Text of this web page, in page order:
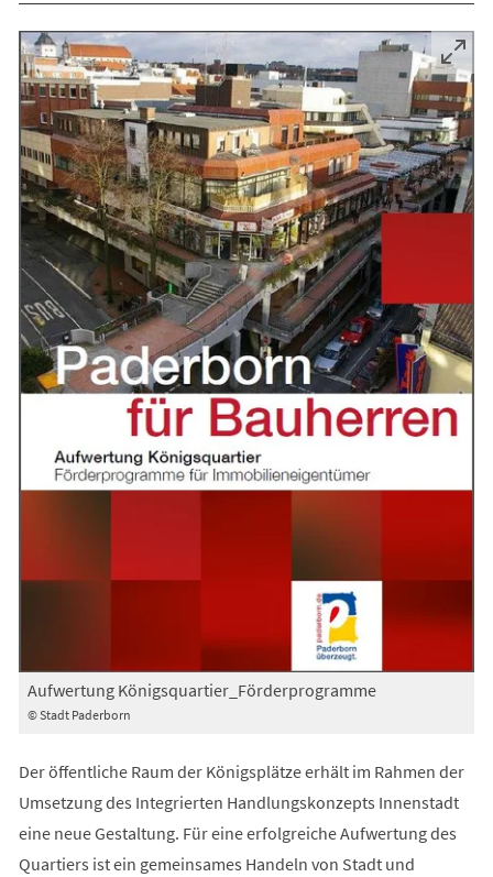
© Stadt Paderborn
Aufwertung Königsquartier_Förderprogramme
Der öffentliche Raum der Königsplätze erhält im Rahmen der
Umsetzung des Integrierten Handlungskonzepts Innenstadt
eine neue Gestaltung. Für eine erfolgreiche Aufwertung des
Quartiers ist ein gemeinsames Handeln von Stadt und